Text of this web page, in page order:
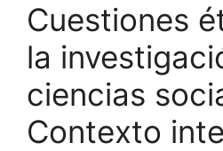
Cuestiones
la
ciencias
Contexto